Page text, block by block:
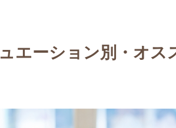
エーション別・オス